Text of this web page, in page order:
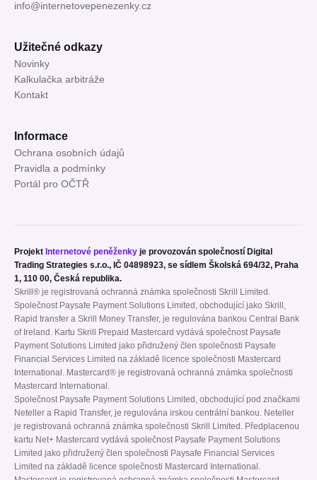
info@internetovepenezenky.cz
Užitečné odkazy
Novinky
Kalkulačka arbitráže
Kontakt
Informace
Ochrana osobních údajů
Pravidla a podmínky
Portál pro OČTŘ
Projekt Internetové peněženky je provozován společností Digital
Trading Strategies s.r.o., IČ 04898923, se sídlem Školská 694/32, Praha
1, 110 00, Česká republika.
Skrill® je registrovaná ochranná známka společnosti Skrill Limited.
Společnost Paysafe Payment Solutions Limited, obchodující jako Skrill,
Rapid transfer a Skrill Money Transfer, je regulována bankou Central Bank
of Ireland. Kartu Skrill Prepaid Mastercard vydává společnost Paysafe
Payment Solutions Limited jako přidružený člen společnosti Paysafe
Financial Services Limited na základě licence společnosti Mastercard
International. Mastercard® je registrovaná ochranná známka společnosti
Mastercard International.
Společnost Paysafe Payment Solutions Limited, obchodující pod značkami
Neteller a Rapid Transfer, je regulována irskou centrální bankou. Neteller
je registrovaná ochranná známka společnosti Skrill Limited. Předplacenou
kartu Net+ Mastercard vydává společnost Paysafe Payment Solutions
Limited jako přidružený člen společnosti Paysafe Financial Services
Limited na základě licence společnosti Mastercard International.